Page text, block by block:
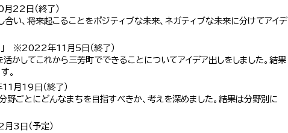
22日（終了）
い、将来起こることをポジティブな未来、ネガティブな未来に分けてアイデ
」 ※2022年11月5日（終了）
かしてこれから三芳町でできることについてアイデア出しをしました。結果
。
月19日（終了）
ごとにどんなまちを目指すべきか、考えを深めました。結果は分野別に
3日（予定）